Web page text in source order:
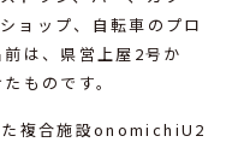
ョップ、自転車のプロ
は、県営上屋2号か
ものです。
複合施設onomichiU2